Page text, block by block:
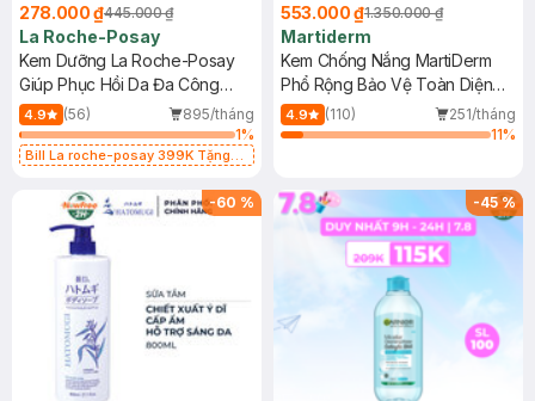
278.000 ₫445.000 ₫
La Roche-Posay
Kem Dưỡng La Roche-Posay
Giúp Phục Hồi Da Đa Công
Dụng 40ml
4.9 (56)
895/tháng
1%
Bill La roche-posay 399K Tặng
(SL có hạn)
553.000 ₫1.350.000 ₫
Martiderm
Kem Chống Nắng MartiDerm
Phổ Rộng Bảo Vệ Toàn Diện
40ml
4.9 (110)
251/tháng
11%
-60 % -45%